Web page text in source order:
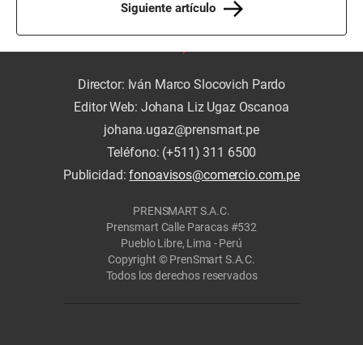
Siguiente artículo
Director: Iván Marco Slocovich Pardo
Editor Web: Johana Liz Ugaz Oscanoa
johana.ugaz@prensmart.pe
Teléfono: (+511) 311 6500
Publicidad:fonoavisos@comercio.com.pe
PRENSMART S.A.C.
Prensmart Calle Paracas #532
Pueblo Libre, Lima - Perú
Copyright © PrenSmart S.A.C.
Todos los derechos reservados